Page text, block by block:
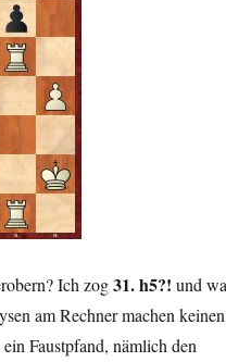
Ich zog31. h5?! und
am Rechner machen keinen
Faustpfand, nämlich den